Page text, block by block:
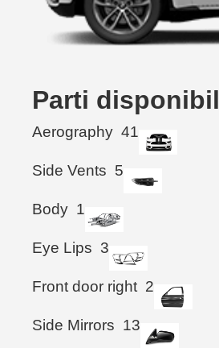
Parti
Aerography 41
Side Vents 5
Body 1
Eye Lips 3
Front door right 2
Side Mirrors 13